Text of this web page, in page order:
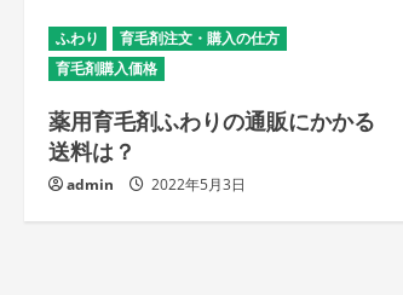
ふわり
育毛剤注文・購入の仕方
育毛剤購入価格
薬用育毛剤ふわりの通販にかかる
送料は？
admin 2022年5月3日